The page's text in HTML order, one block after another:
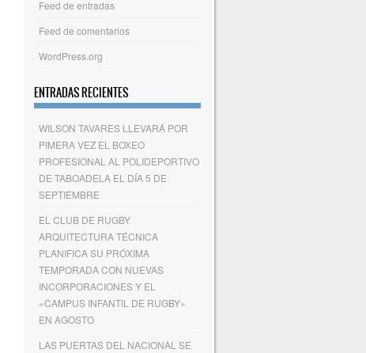
Feed de entradas
Feed de comentarios
WordPress.org
ENTRADAS RECIENTES
WILSON TAVARES LLEVARÁ POR
PIMERA VEZ EL BOXEO
PROFESIONAL AL POLIDEPORTIVO
DE TABOADELA EL DÍA 5 DE
SEPTIEMBRE
EL CLUB DE RUGBY
ARQUITECTURA TÉCNICA
PLANIFICA SU PRÓXIMA
TEMPORADA CON NUEVAS
INCORPORACIONES Y EL
«CAMPUS INFANTIL DE RUGBY»
EN AGOSTO
LAS PUERTAS DEL NACIONAL SE